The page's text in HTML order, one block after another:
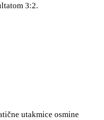
3:2.
utakmice osmine